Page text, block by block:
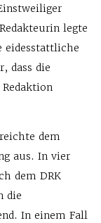
legte
eidesstattliche
dass die
dem
aus. In vier
dem DRK
die
In einem Fall